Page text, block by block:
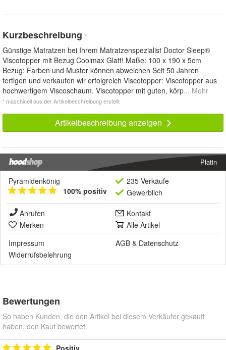
Kurzbeschreibung *
Günstige Matratzen bei Ihrem Matratzenspezialist Doctor Sleep®
Viscotopper mit Bezug Coolmax Glatt! Maße: 100 x 190 x 5cm
Bezug: Farben und Muster können abweichen Seit 50 Jahren
fertigen und verkaufen wir erfolgreich Viscotopper: Viscotopper aus
hochwertigem Viscoschaum. Viscotopper mit guten, körp... Mehr
* maschinell aus der Artikelbeschreibung erstellt
Artikelbeschreibung anzeigen
Platin
Pyramidenkönig
100% positiv
235 Verkäufe
Gewerblich
Anrufen
Kontakt
Merken
Alle Artikel
Impressum
AGB & Datenschutz
Widerrufsbelehrung
Bewertungen
So haben Kunden, die den Artikel bei diesem Verkäufer gekauft
haben, den Kauf bewertet.
Positiv